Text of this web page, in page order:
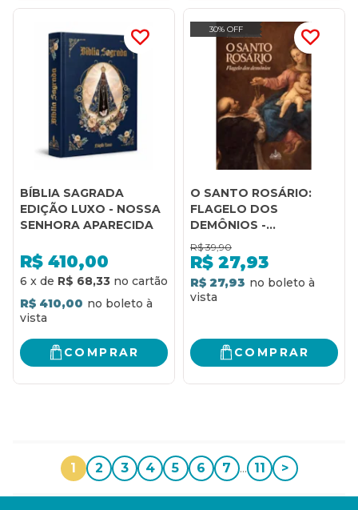
BÍBLIA SAGRADA
EDIÇÃO LUXO - NOSSA
SENHORA APARECIDA
R$ 410,00
6 x de R$ 68,33
R$ 410,00
COMPRAR
30% OFF
O SANTO ROSÁRIO:
FLAGELO DOS
DEMÔNIOS -
FRANCESCO BAMONTE
R$ 39,90
R$ 27,93
R$ 27,93
COMPRAR
1 2 3 4 5 6 7 ... 11 >